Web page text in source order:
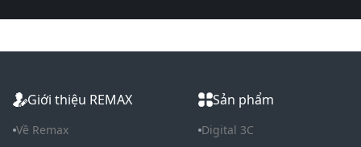
Giới thiệu REMAX
Về Remax
Sản phẩm
Digital 3C